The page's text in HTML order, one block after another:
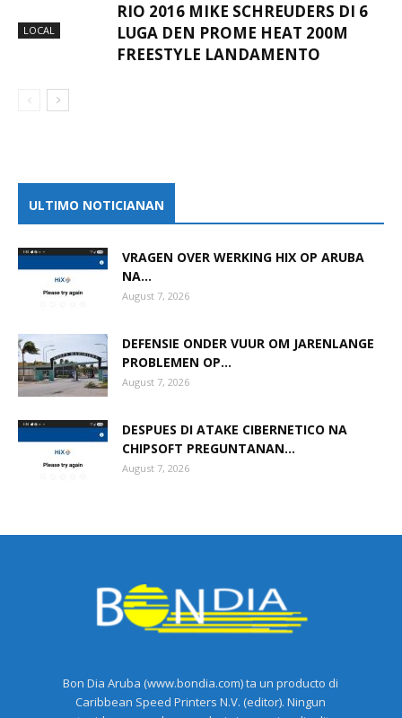
LOCAL
RIO 2016 MIKE SCHREUDERS DI 6
LUGA DEN PROME HEAT 200M
FREESTYLE LANDAMENTO
ULTIMO NOTICIANAN
VRAGEN OVER WERKING HIX OP ARUBA
NA...
August 7, 2026
DEFENSIE ONDER VUUR OM JARENLANGE
PROBLEMEN OP...
August 7, 2026
DESPUES DI ATAKE CIBERNETICO NA
CHIPSOFT PREGUNTANAN...
August 7, 2026
Bon Dia Aruba (www.bondia.com) ta un producto di
Caribbean Speed Printers N.V. (editor). Ningun